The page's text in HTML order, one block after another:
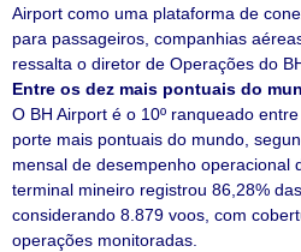
Airport como uma plataforma de
para passageiros, companhias
ressalta o diretor de Operações do
Entre os dez mais pontuais do
O BH Airport é o 10º ranqueado
porte mais pontuais do mundo,
mensal de desempenho operacional
terminal mineiro registrou 86,28%
considerando 8.879 voos, com
operações monitoradas.